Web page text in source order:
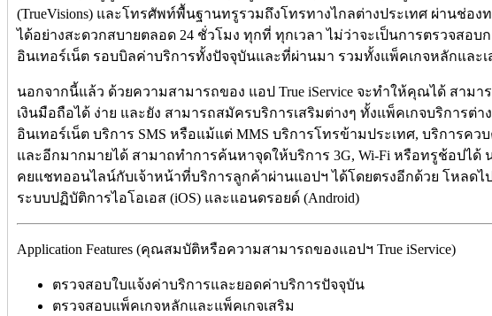
(TrueVisions) และโทรศัพท์พื้นฐานทรูรวมถึงโทรทางไกลต่างประเทศ ผ่านช่อ
ได้อย่างสะดวกสบายตลอด 24 ชั่วโมง ทุกที่ ทุกเวลา ไม่ว่าจะเป็นการตรวจสอบ
อินเทอร์เน็ต รอบบิลค่าบริการทั้งปัจจุบันและที่ผ่านมา รวมทั้งแพ็คเกจหลักและเ
นอกจากนี้แล้ว ด้วยความสามารถของ แอป True iService จะทำให้คุณได้ สามา
เงินมือถือได้ ง่าย และยัง สามารถสมัครบริการเสริมต่างๆ ทั้งแพ็คเกจบริการต่า
อินเทอร์เน็ต บริการ SMS หรือแม้แต่ MMS บริการโทรข้ามประเทศ, บริการคว
และอีกมากมายได้ สามาถทำการค้นหาจุดให้บริการ 3G, Wi-Fi หรือทรูช้อปได้
คยแชทออนไลน์กับเจ้าหน้าที่บริการลูกค้าผ่านแอปฯ ได้โดยตรงอีกด้วย โหลดไ
ระบบปฏิบัติการไอโอเอส (iOS) และแอนดรอยด์ (Android)
Application Features (คุณสมบัติหรือความสามารถของแอปฯ True iService)
ตรวจสอบใบแจ้งค่าบริการและยอดค่าบริการปัจจุบัน
ตรวจสอบแพ็คเกจหลักและแพ็คเกจเสริม